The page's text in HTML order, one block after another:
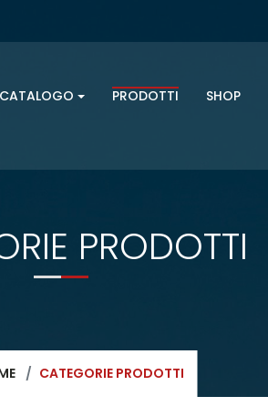
CATALOGO PRODOTTI SHOP
PRODOTTI
CATEGORIE PRODOTTI